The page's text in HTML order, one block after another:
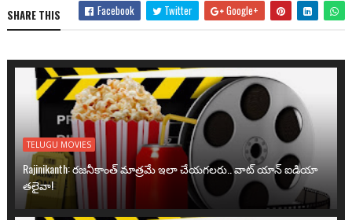
SHARE THIS Facebook Twitter Google+
TELUGU MOVIES
Rajinikanth: రజనీకాంత్ మాత్రమే ఇలా చేయగలరు.. వాట్ యాన్ ఐడియా
తలైవా!